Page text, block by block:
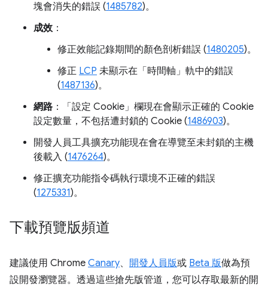
塊會消失的錯誤 (1485782)。
成效：
修正效能記錄期間的顏色剖析錯誤 (1480205)。
修正 LCP 未顯示在「時間軸」 軌中的錯誤
(1487136)。
網路 ：「設定 Cookie」 欄現在會顯示正確的 Cookie
設定數量，不包括遭封鎖的 Cookie (1486903)。
開發人員工具擴充功能現在會在導覽至未封鎖的主機
後載入 (1476264)。
修正擴充功能指令碼執行環境不正確的錯誤
(1275331)。
下載預覽版頻道
建議使用 Chrome Canary、 開發人員版或 Beta 版做為預
設開發瀏覽器。透過這些搶先版管道，您可以存取最新的開